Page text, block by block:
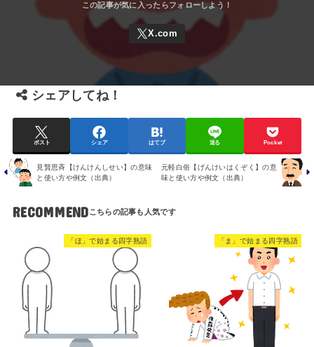
シェアしてね！
ポスト シェア はてブ 送る Pocket
見賢思斉【けんけんしせい】の意味
と使い方や例文（出典）
元軽白俗【げんけいはくぞく】の意
味と使い方や例文（出典）
RECOMMEND
「ほ」で始まる四字熟語 「ま」で始まる四字熟語